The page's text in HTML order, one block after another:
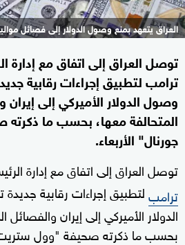
العراق يتعهد بمنع وصول الدولار إلى فصائل
توصل العراق إلى اتفاق مع إدارة
ترامب لتطبيق إجراءات رقابية
وصول الدولار الأميركي إلى
المتحالفة معها، بحسب ما
جورنال" الأربعاء.
توصل العراق إلى اتفاق مع إدارة
ترامبلتطبيق إجراءات رقابية
الدولار الأميركي إلى إيران والفصائل
بحسب ما ذكرته صحيفة "وول ستريت